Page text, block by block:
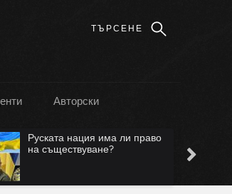
Авторски
Лъжа е, че ще са само в
Безмер